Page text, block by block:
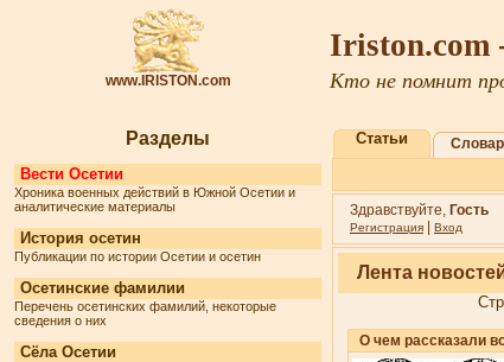
www.IRISTON.com
Iriston.com
Кто не помнит
Разделы
Вести Осетии
Хроника военных действий в Южной Осетии и
аналитические материалы
История осетин
Публикации по истории Осетии и осетин
Осетинские фамилии
Перечень осетинских фамилий, некоторые
сведения о них
Сёла Осетии
Статьи
Здравствуйте, Гость
Регистрация Вход
Лента
О чем рассказали